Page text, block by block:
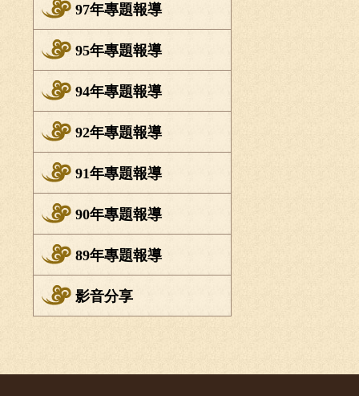
97年專題報導
95年專題報導
94年專題報導
92年專題報導
91年專題報導
90年專題報導
89年專題報導
影音分享